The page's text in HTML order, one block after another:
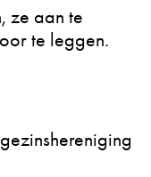
ze aan te
te leggen.